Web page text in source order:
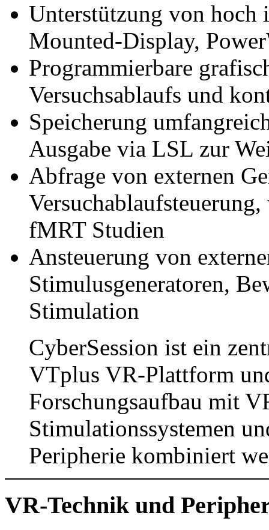
Unterstützung von hoch
Mounted-Display,
Programmierbare
Versuchsablaufs und
Speicherung
Ausgabe via LSL zur
Abfrage von externen
fMRT Studien
Ansteuerung von
Stimulusgeneratoren,
Stimulation
CyberSession ist ein
VTplus VR-Plattform
Forschungsaufbau mit
Stimulationssystemen
Peripherie kombiniert
VR-Technik und